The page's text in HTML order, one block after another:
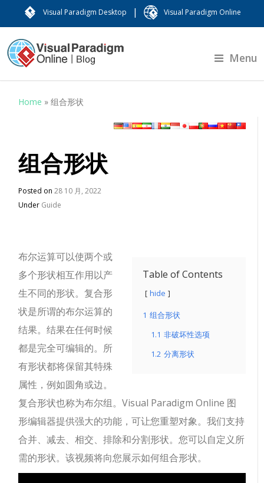
Visual Paradigm Desktop | Visual Paradigm Online
Menu
Home »组合形状
组合形状
Posted on28 10 月, 2022
Under Guide
Table of Contents
hide
1 组合形状
1.1 非破坏性选项
1.2 分离形状
布尔运算可以使两个或
多个形状相互作用以产
生不同的形状。复合形
状是所谓的布尔运算的
结果。结果在任何时候
都是完全可编辑的。所
有形状都将保留其特殊
属性，例如圆角或边。
复合形状也称为布尔组。Visual Paradigm Online 图
形编辑器提供强大的功能，可让您重塑对象。我们支持
合并、减去、相交、排除和分割形状。您可以自定义所
需的形状。该视频将向您展示如何组合形状。